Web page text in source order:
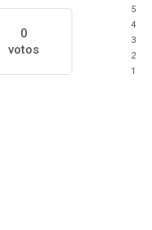
0
votos
5
4
3
2
1